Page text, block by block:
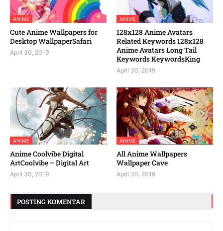
ANIME
Cute Anime Wallpapers for
Desktop WallpaperSafari
April 30, 2019
ANIME
128x128 Anime Avatars
Related Keywords 128x128
Anime Avatars Long Tail
Keywords KeywordsKing
April 30, 2019
ANIME
Anime Coolvibe Digital
ArtCoolvibe – Digital Art
April 30, 2019
ANIME
All Anime Wallpapers
Wallpaper Cave
April 30, 2019
POSTING KOMENTAR